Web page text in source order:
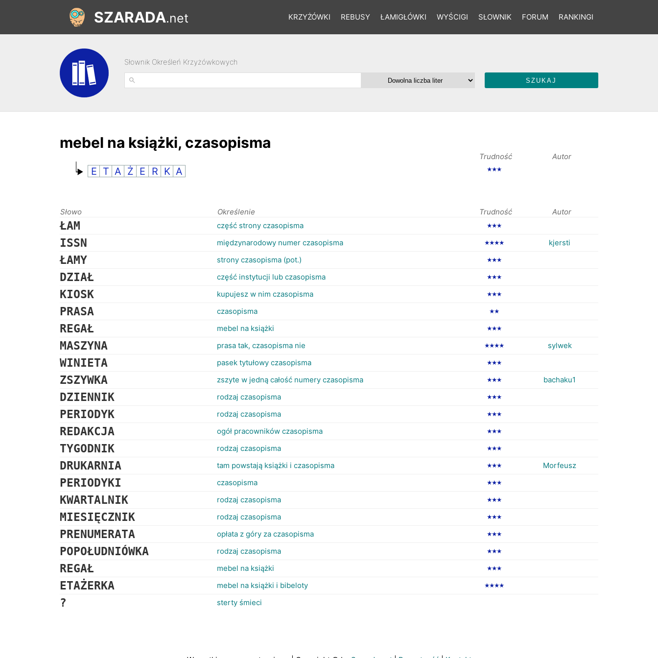
KRZYŻÓWKI REBUSY ŁAMIGŁÓWKI WYŚCIGI SŁOWNIK FORUM RANKINGI
SZARADA.net
Słownik Określeń Krzyżówkowych
mebel na książki, czasopisma
Trudność Autor
E T A Ż E R K A ★★★
Słowo Określenie Trudność Autor
ŁAM część strony czasopisma ★★★
ISSN międzynarodowy numer czasopisma ★★★★ kjersti
ŁAMY strony czasopisma (pot.) ★★★
DZIAŁ część instytucji lub czasopisma ★★★
KIOSK kupujesz w nim czasopisma ★★★
PRASA czasopisma ★★
REGAŁ mebel na książki ★★★
MASZYNA prasa tak, czasopisma nie ★★★★ sylwek
WINIETA pasek tytułowy czasopisma ★★★
ZSZYWKA zszyte w jedną całość numery czasopisma ★★★ bachaku1
DZIENNIK rodzaj czasopisma ★★★
PERIODYK rodzaj czasopisma ★★★
REDAKCJA ogół pracowników czasopisma ★★★
TYGODNIK rodzaj czasopisma ★★★
DRUKARNIA tam powstają książki i czasopisma ★★★ Morfeusz
PERIODYKI czasopisma ★★★
KWARTALNIK rodzaj czasopisma ★★★
MIESIĘCZNIK rodzaj czasopisma ★★★
PRENUMERATA opłata z góry za czasopisma ★★★
POPOŁUDNIÓWKA rodzaj czasopisma ★★★
REGAŁ mebel na książki ★★★
ETAŻERKA mebel na książki i bibeloty ★★★★
? sterty śmieci